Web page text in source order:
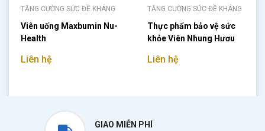
TĂNG CƯỜNG SỨC ĐỀ KHÁNG
Viên uống Maxbumin Nu-
Health
Liên hệ
TĂNG CƯỜNG SỨC ĐỀ KHÁNG
Thực phẩm bảo vệ sức
khỏe Viên Nhung Hươu
Liên hệ
GIAO MIỄN PHÍ